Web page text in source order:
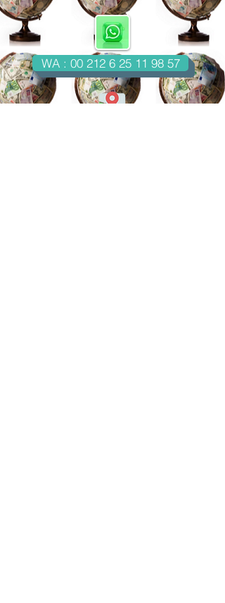
WA : 00 212 6 25 11 98 57